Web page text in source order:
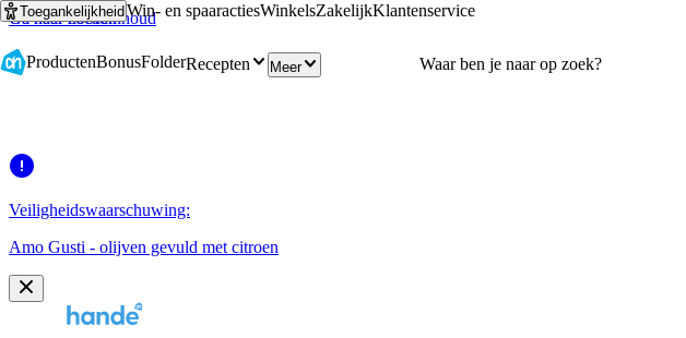
Ga naar hoofdinhoud
Ga naar zoeken
ToegankelijkheidWin- en spaaractiesWinkelsZakelijkKlantenservice
ProductenBonusFolderRecepten Meer
Veiligheidswaarschuwing:
Amo Gusti - olijven gevuld met citroen